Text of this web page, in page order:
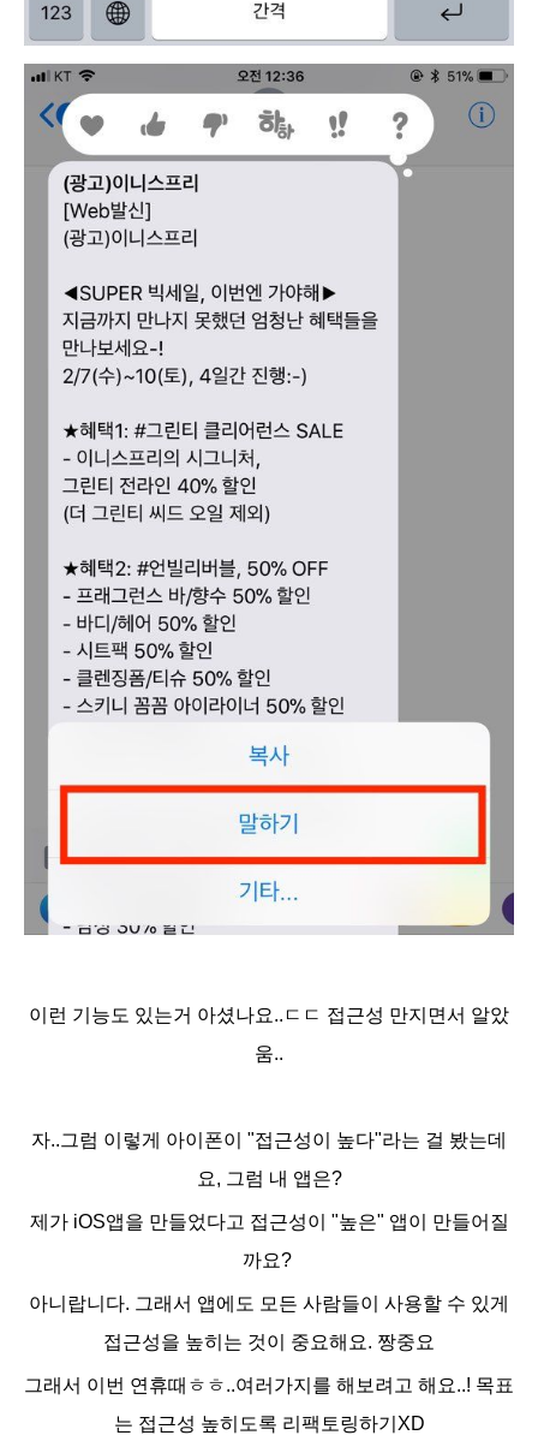
이런 기능도 있는거 아셨나요..ㄷㄷ 접근성 만지면서 알았
움..
자..그럼 이렇게 아이폰이 "접근성이 높다"라는 걸 봤는데
요, 그럼 내 앱은?
제가 iOS앱을 만들었다고 접근성이 "높은" 앱이 만들어질
까요?
아니랍니다. 그래서 앱에도 모든 사람들이 사용할 수 있게
접근성을 높히는 것이 중요해요. 짱중요
그래서 이번 연휴때ㅎㅎ..여러가지를 해보려고 해요..! 목표
는 접근성 높히도록 리팩토링하기XD